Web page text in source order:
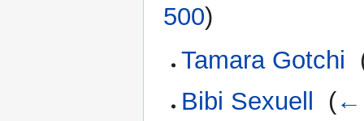
500)
Tamara Gotchi
Bibi Sexuell
(←